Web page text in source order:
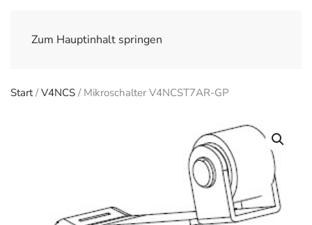
Zum Hauptinhalt springen
Start/V4NCS / Mikroschalter V4NCST7AR-GP